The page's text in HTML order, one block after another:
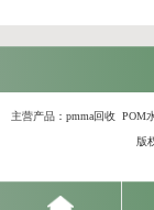
主营产品： pmma回收 POM
版